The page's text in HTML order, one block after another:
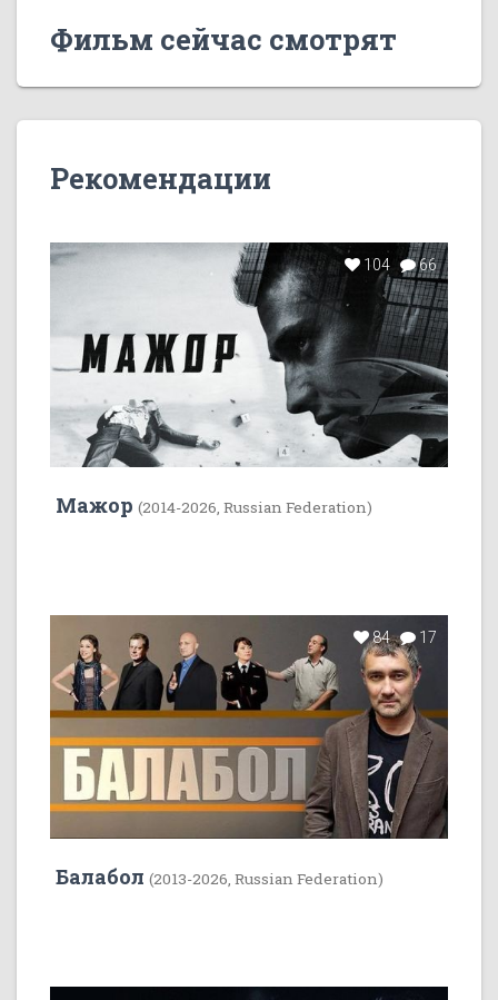
Фильм сейчас смотрят
Рекомендации
104 66
Мажор (2014-2026, Russian Federation)
84 17
Балабол (2013-2026, Russian Federation)